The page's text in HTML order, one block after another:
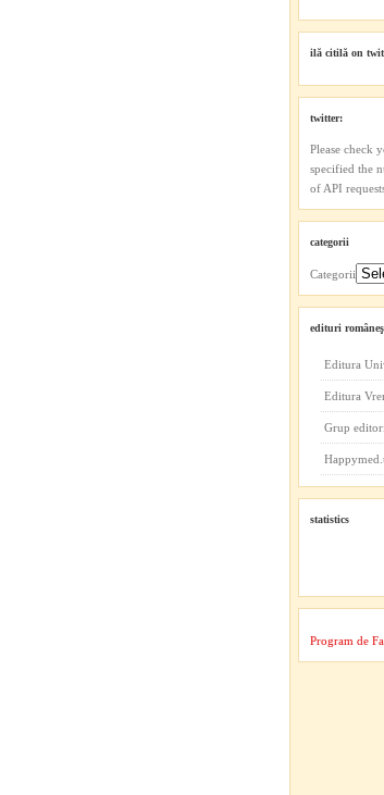
ilă citilă on
twitter:
Please check
specified the
of API
categorii
Categorii
edituri
Editura
Editura
Grup
statistics
Program de